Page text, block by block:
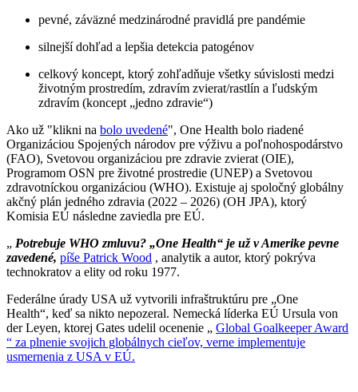
pevné, záväzné medzinárodné pravidlá pre pandémie
silnejší dohľad a lepšia detekcia patogénov
celkový koncept, ktorý zohľadňuje všetky súvislosti medzi
životným prostredím, zdravím zvierat/rastlín a ľudským
zdravím (koncept „jedno zdravie“)
Ako už "klikni na bolo uvedené", One Health bolo riadené
Organizáciou Spojených národov pre výživu a poľnohospodárstvo
(FAO), Svetovou organizáciou pre zdravie zvierat (OIE),
Programom OSN pre životné prostredie (UNEP) a Svetovou
zdravotníckou organizáciou (WHO). Existuje aj spoločný globálny
akčný plán jedného zdravia (2022 – 2026) (OH JPA), ktorý
Komisia EÚ následne zaviedla pre EÚ.
„ Potrebuje WHO zmluvu? „One Health“ je už v Amerike pevne
zavedené, píše Patrick Wood , analytik a autor, ktorý pokrýva
technokratov a elity od roku 1977.
Federálne úrady USA už vytvorili infraštruktúru pre „One
Health“, keď sa nikto nepozeral. Nemecká líderka EÚ Ursula von
der Leyen, ktorej Gates udelil ocenenie „ Global Goalkeeper Award
“ za plnenie svojich globálnych cieľov, verne implementuje
usmernenia z USA v EÚ.